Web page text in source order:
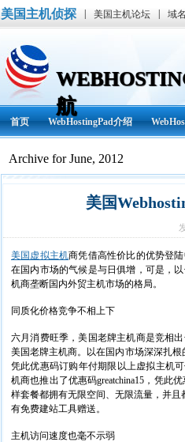
美国主机侦探 美国主机论坛 域
航
首页 WebHostingPad介绍
Archive for June, 2012
美国
美国虚拟主机商凭借高性价比的优势登
在国内市场的气候是与日俱增，可是，
机商垄断国内外贸主机市场的格局。
同质化价格竞争不相上下
六月消费旺季，美国老牌主机商是竞相
美国老牌主机商。以在国内市场深深扎根
凭此优惠码订购年付期限以上虚拟主机
机商也推出了优惠码greatchina15，凭此
样套餐都拥有无限空间、无限流量，并且
有免费建站工具赠送。
主机访问速度也毫不示弱